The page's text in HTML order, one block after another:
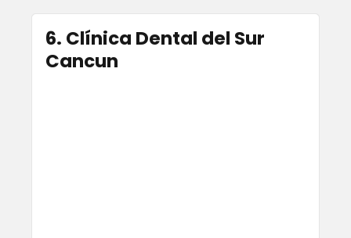
6. Clínica Dental del Sur
Cancun